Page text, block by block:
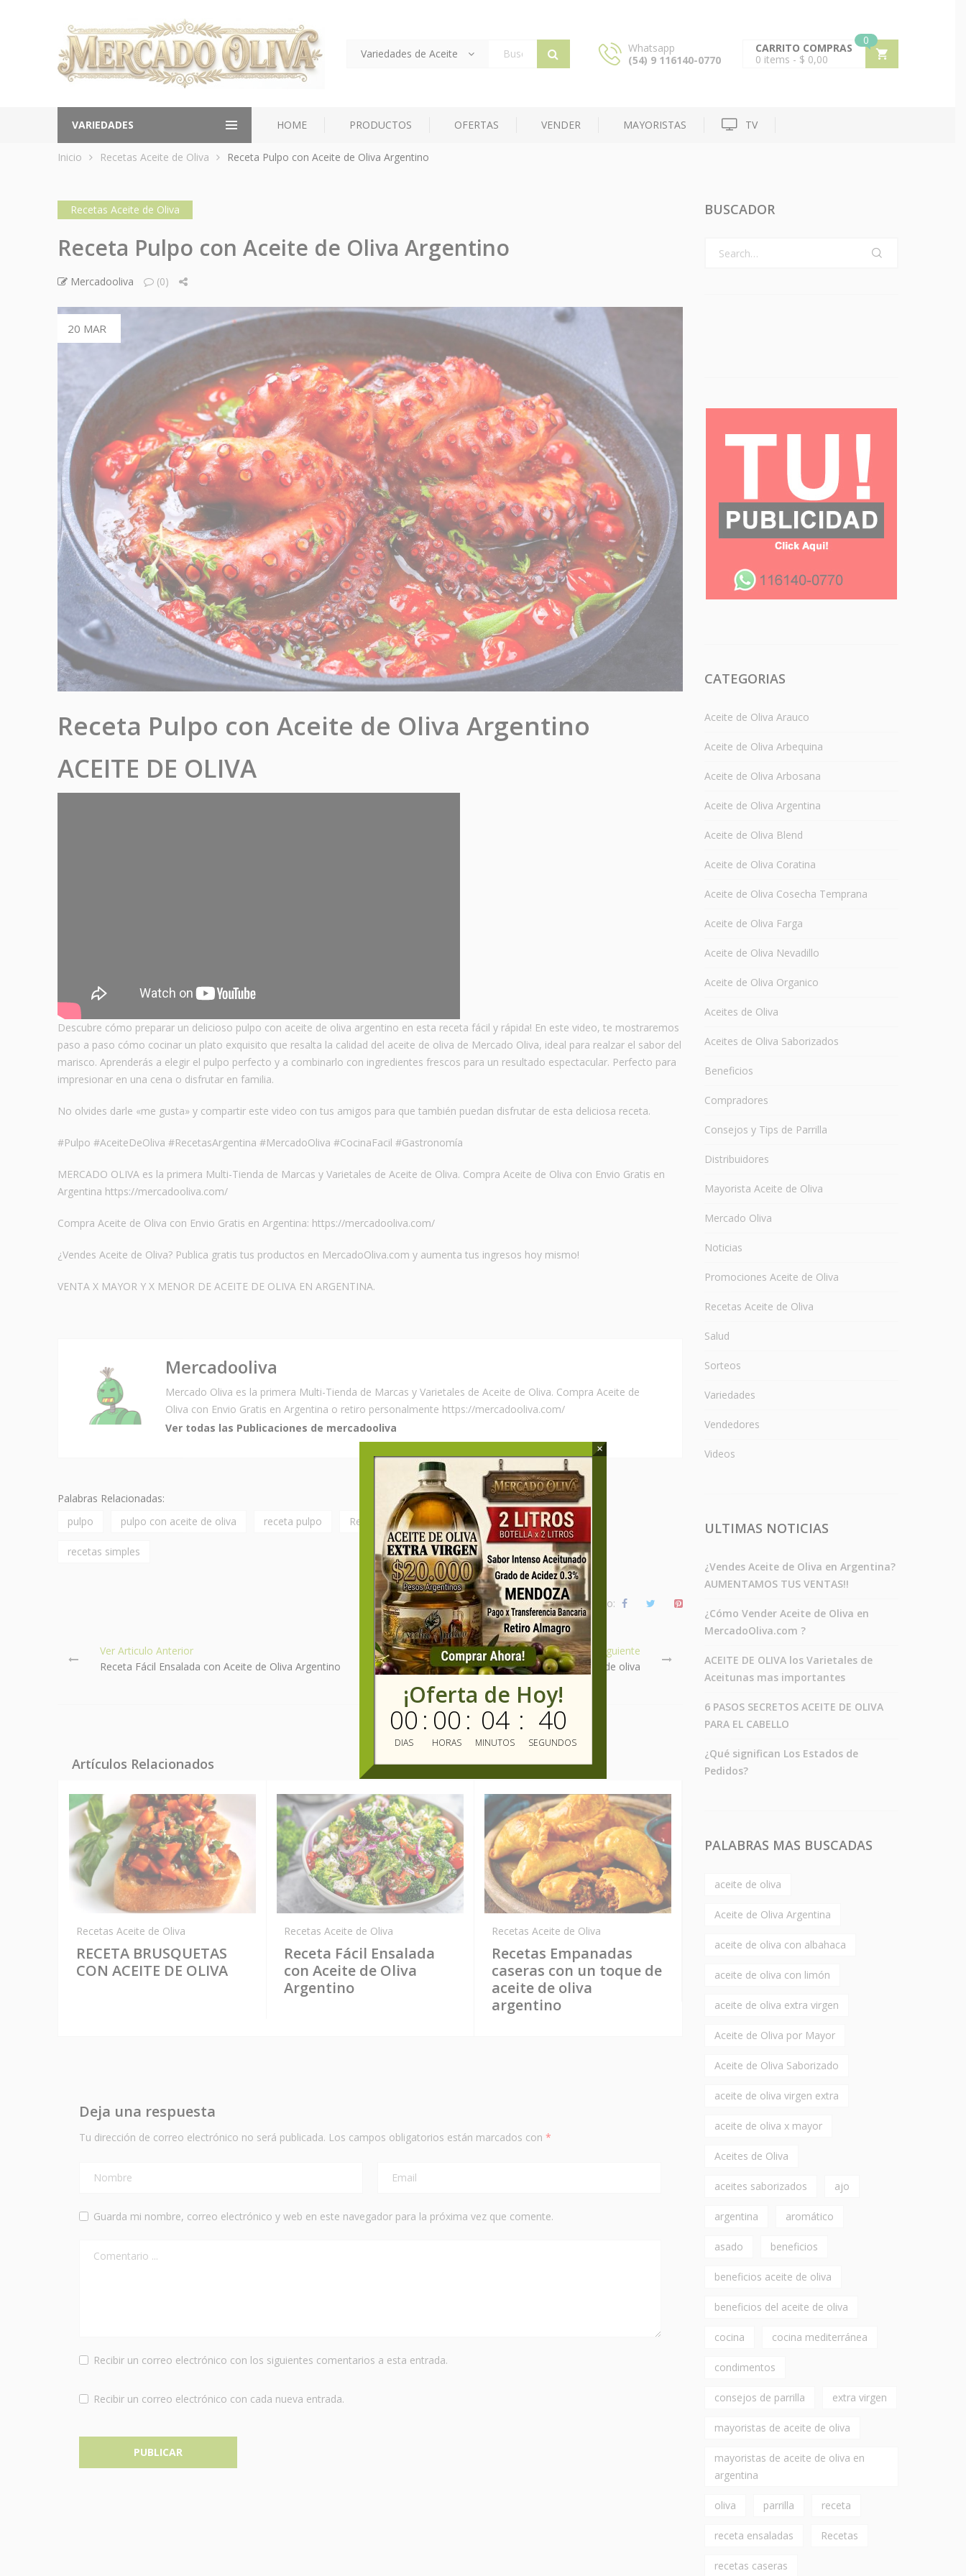
Variedades de Aceite
Products
Whatsapp
(54) 9 116140-0770
0
CARRITO COMPRAS
0 items - $ 0,00
VARIEDADES HOME PRODUCTOS OFERTAS VENDER MAYORISTAS TV
Inicio Recetas Aceite de Oliva Receta Pulpo con Aceite de Oliva Argentino
Recetas Aceite de Oliva
Receta Pulpo con Aceite de Oliva Argentino
Mercadooliva (0)
20 MAR
Receta Pulpo con Aceite de Oliva Argentino
ACEITE DE OLIVA
Descubre cómo preparar un delicioso pulpo con aceite de oliva argentino en esta receta fácil y rápida! En este video, te mostraremos
paso a paso cómo cocinar un plato exquisito que resalta la calidad del aceite de oliva de Mercado Oliva, ideal para realzar el sabor del
marisco. Aprenderás a elegir el pulpo perfecto y a combinarlo con ingredientes frescos para un resultado espectacular. Perfecto para
impresionar en una cena o disfrutar en familia.
No olvides darle «me gusta» y compartir este video con tus amigos para que también puedan disfrutar de esta deliciosa receta.
#Pulpo #AceiteDeOliva #RecetasArgentina #MercadoOliva #CocinaFacil #Gastronomía
MERCADO OLIVA es la primera Multi-Tienda de Marcas y Varietales de Aceite de Oliva. Compra Aceite de Oliva con Envio Gratis en
Argentina https://mercadooliva.com/
Compra Aceite de Oliva con Envio Gratis en Argentina: https://mercadooliva.com/
¿Vendes Aceite de Oliva? Publica gratis tus productos en MercadoOliva.com y aumenta tus ingresos hoy mismo!
VENTA X MAYOR Y X MENOR DE ACEITE DE OLIVA EN ARGENTINA.
Mercadooliva
Mercado Oliva es la primera Multi-Tienda de Marcas y Varietales de Aceite de Oliva. Compra Aceite de
Oliva con Envio Gratis en Argentina o retiro personalmente https://mercadooliva.com/
Ver todas las Publicaciones de mercadooliva
Palabras Relacionadas:
pulpo
pulpo con aceite de oliva receta pulpo Recetas recetas faciles recetas rapidas
recetas simples
Compartí este Articulo:
Ver Articulo Anterior
Receta Fácil Ensalada con Aceite de Oliva Argentino
Ver Articulo Siguiente
Receta Delicioso guiso con aceite de oliva
Artículos Relacionados
Recetas Aceite de Oliva
RECETA BRUSQUETAS
CON ACEITE DE OLIVA
Recetas Aceite de Oliva
Receta Fácil Ensalada
con Aceite de Oliva
Argentino
Recetas Aceite de Oliva
Recetas Empanadas
caseras con un toque de
aceite de oliva
argentino
Receta Verduras Asadas
con Aceite de Oliva
Deja una respuesta
Tu dirección de correo electrónico no será publicada. Los campos obligatorios están marcados con *
Guarda mi nombre, correo electrónico y web en este navegador para la próxima vez que comente.
Recibir un correo electrónico con los siguientes comentarios a esta entrada.
Recibir un correo electrónico con cada nueva entrada.
BUSCADOR
CATEGORIAS
Aceite de Oliva Arauco
Aceite de Oliva Arbequina
Aceite de Oliva Arbosana
Aceite de Oliva Argentina
Aceite de Oliva Blend
Aceite de Oliva Coratina
Aceite de Oliva Cosecha Temprana
Aceite de Oliva Farga
Aceite de Oliva Nevadillo
Aceite de Oliva Organico
Aceites de Oliva
Aceites de Oliva Saborizados
Beneficios
Compradores
Consejos y Tips de Parrilla
Distribuidores
Mayorista Aceite de Oliva
Mercado Oliva
Noticias
Promociones Aceite de Oliva
Recetas Aceite de Oliva
Salud
Sorteos
Variedades
Vendedores
Videos
ULTIMAS NOTICIAS
¿Vendes Aceite de Oliva en Argentina?
AUMENTAMOS TUS VENTAS!!
¿Cómo Vender Aceite de Oliva en
MercadoOliva.com ?
ACEITE DE OLIVA los Varietales de
Aceitunas mas importantes
6 PASOS SECRETOS ACEITE DE OLIVA
PARA EL CABELLO
¿Qué significan Los Estados de
Pedidos?
PALABRAS MAS BUSCADAS
aceite de oliva
Aceite de Oliva Argentina
aceite de oliva con albahaca
aceite de oliva con limón
aceite de oliva extra virgen
Aceite de Oliva por Mayor
Aceite de Oliva Saborizado
aceite de oliva virgen extra
aceite de oliva x mayor
Aceites de Oliva
aceites saborizados ajo
argentina aromático
asado beneficios
beneficios aceite de oliva
beneficios del aceite de oliva
cocina cocina mediterránea
condimentos
consejos de parrilla extra virgen
mayoristas de aceite de oliva
mayoristas de aceite de oliva en
argentina
oliva parrilla receta
receta ensaladas Recetas
recetas caseras
¡Oferta de Hoy!
00
DIAS
: 00
HORAS
: 04
MINUTOS
: 38
SEGUNDOS
×